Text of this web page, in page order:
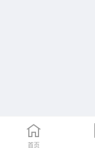
首页